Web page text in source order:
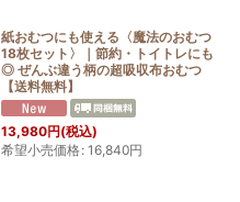
紙おむつにも使える〈魔法のおむつ
18枚セット〉｜節約・トイトレにも
◎ ぜんぶ違う柄の超吸収布おむつ
【送料無料】
13,980円(税込)
希望小売価格: 16,840円